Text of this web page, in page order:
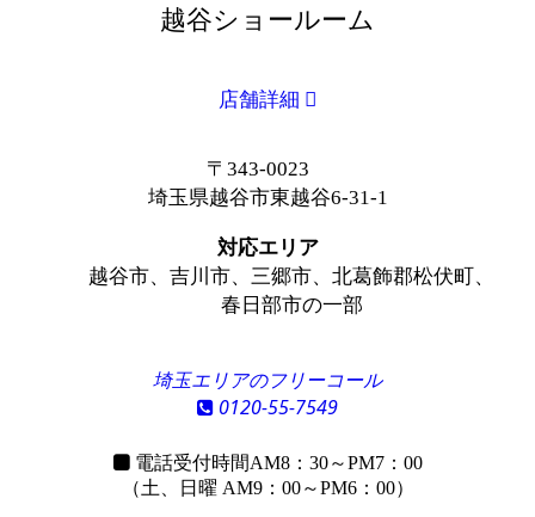
越谷ショールーム
店舗詳細
〒343-0023
埼玉県越谷市東越谷6-31-1
対応エリア
越谷市、吉川市、三郷市、北葛飾郡松伏町、
春日部市の一部
埼玉エリアのフリーコール
0120-55-7549
電話受付時間AM8：30～PM7：00
（土、日曜 AM9：00～PM6：00）